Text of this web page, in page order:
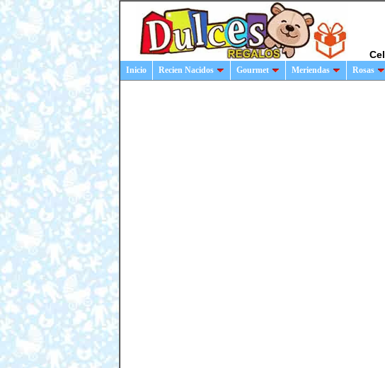
Cel
Inicio Recien Nacidos Gourmet Meriendas Rosas